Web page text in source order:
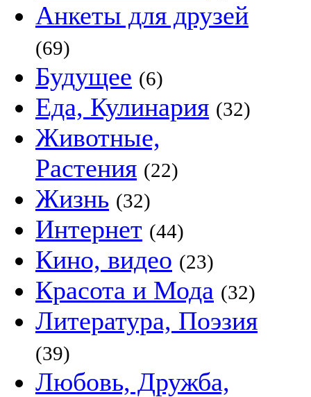
Анкеты для друзей
(69)
Будущее (6)
Еда, Кулинария (32)
Животные,
Растения (22)
Жизнь (32)
Интернет (44)
Кино, видео (23)
Красота и Мода (32)
Литература, Поэзия
(39)
Любовь, Дружба,